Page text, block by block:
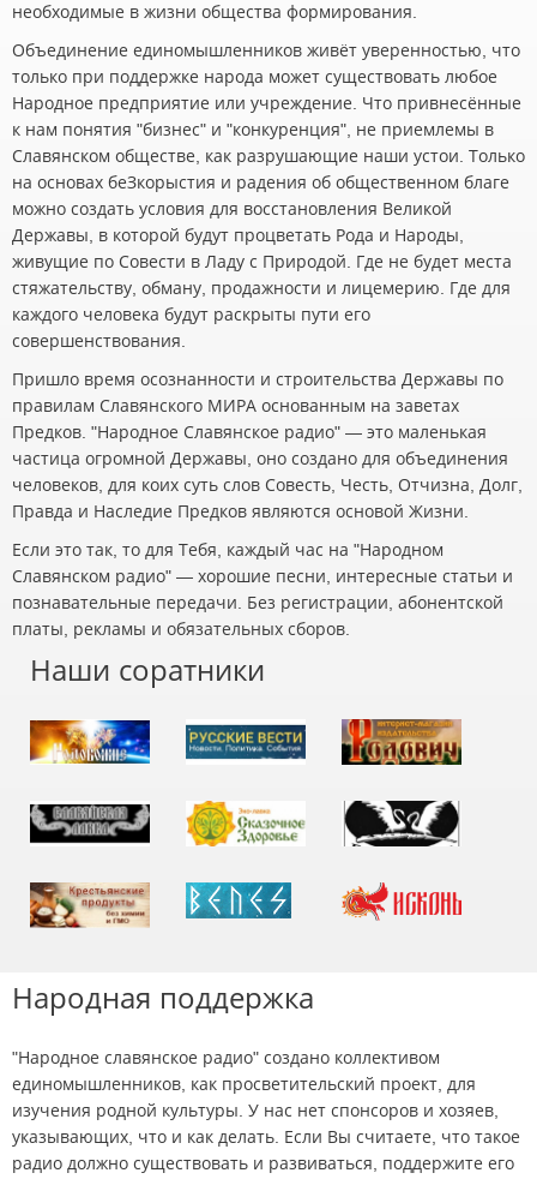
необходимые в жизни общества формирования.
Объединение единомышленников живёт уверенностью, что
только при поддержке народа может существовать любое
Народное предприятие или учреждение. Что привнесённые
к нам понятия "бизнес" и "конкуренция", не приемлемы в
Славянском обществе, как разрушающие наши устои. Только
на основах беЗкорыстия и радения об общественном благе
можно создать условия для восстановления Великой
Державы, в которой будут процветать Рода и Народы,
живущие по Совести в Ладу с Природой. Где не будет места
стяжательству, обману, продажности и лицемерию. Где для
каждого человека будут раскрыты пути его
совершенствования.
Пришло время осознанности и строительства Державы по
правилам Славянского МИРА основанным на заветах
Предков. "Народное Славянское радио" — это маленькая
частица огромной Державы, оно создано для объединения
человеков, для коих суть слов Совесть, Честь, Отчизна, Долг,
Правда и Наследие Предков являются основой Жизни.
Если это так, то для Тебя, каждый час на "Народном
Славянском радио" — хорошие песни, интересные статьи и
познавательные передачи. Без регистрации, абонентской
платы, рекламы и обязательных сборов.
Наши соратники
Народная поддержка
"Народное славянское радио" создано коллективом
единомышленников, как просветительский проект, для
изучения родной культуры. У нас нет спонсоров и хозяев,
указывающих, что и как делать. Если Вы считаете, что такое
радио должно существовать и развиваться, поддержите его